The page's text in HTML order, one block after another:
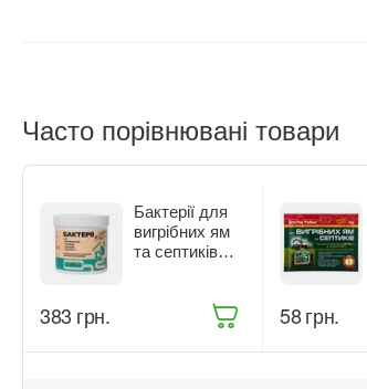
Часто порівнювані товари
Бактерії для
вигрібних ям
та септиків
‍383‍ грн. ‍58‍грн.